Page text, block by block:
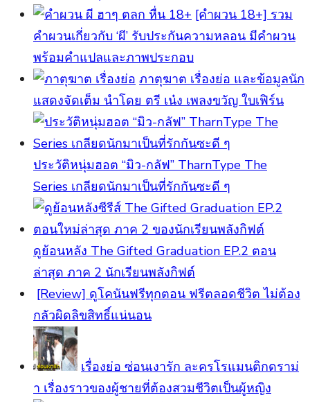
[คําผวน 18+] รวม
คำผวนเกี่ยวกับ ‘ผี’ รับประกันความหลอน มีคำผวน
พร้อมคำแปลและภาพประกอบ
ภาตุฆาต เรื่องย่อ และข้อมูลนัก
แสดงจัดเต็ม นำโดย ตรี เน๋ง เพลงขวัญ ใบเฟิร์น
ประวัติหนุ่มฮอต “มิว-กลัฟ” TharnType The
Series เกลียดนักมาเป็นที่รักกันซะดี ๆ
ดูย้อนหลัง The Gifted Graduation EP.2 ตอน
ล่าสุด ภาค 2 นักเรียนพลังกิฟต์
[Review] ดูโคนันฟรีทุกตอน ฟรีตลอดชีวิต ไม่ต้อง
กลัวผิดลิขสิทธิ์แน่นอน
เรื่องย่อ ซ่อนเงารัก ละครโรแมนติกดราม่
า เรื่องราวของผู้ชายที่ต้องสวมชีวิตเป็นผู้หญิง